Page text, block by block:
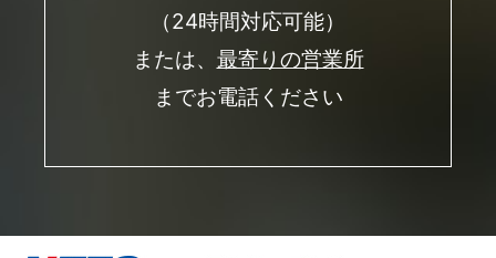
（24時間対応可能）
または、 最寄りの営業所
までお電話ください